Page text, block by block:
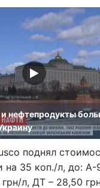
нефтепродукты
поднял
на 35 коп./л, до: А-
л, ДТ – 28,50